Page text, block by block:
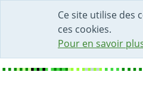
Ce site utilise des
ces cookies.
Pour en savoir
DÉBUT DU
ACCÈS AU
PAGE D'ACCUEIL
FORMULAIRE